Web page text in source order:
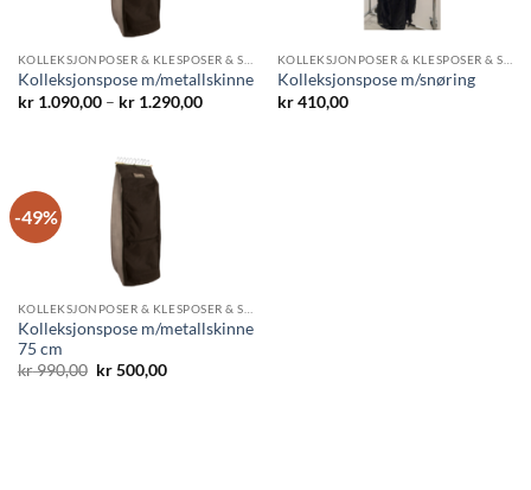
Kolleksjonspose m/metallskinne
kr1.090,00 – kr1.290,00Prisområde:
Kolleksjonspose m/snøring
kr410,00
-49%
Kolleksjonspose m/metallskinne
75 cm
kr990,00 Opprinnelig
kr500,00Nåværende